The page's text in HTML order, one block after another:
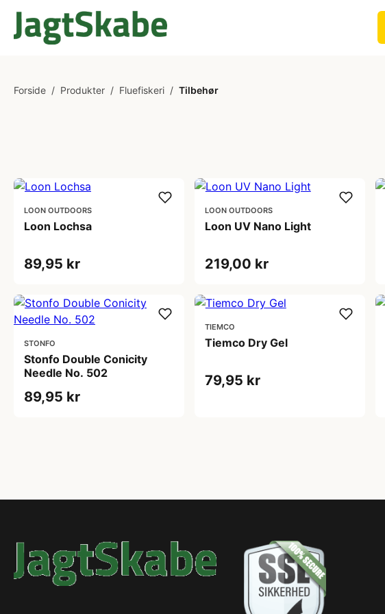
Forside / Produkter / Fluefiskeri / Tilbehør
LOON OUTDOORS
Loon Lochsa
89,95 kr
LOON OUTDOORS
Loon UV Nano Light
219,00 kr
STONFO
Stonfo Double Conicity
Needle No. 502
89,95 kr
TIEMCO
Tiemco Dry Gel
79,95 kr